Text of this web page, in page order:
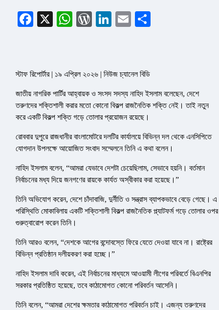
Facebook
X WhatsApp
WordPress
LinkedIn
Email
স্টাফ রিপোর্টার | ১৯ এপ্রিল ২০২৬ | নিউজ চ্যানেল বিডি
জাতীয় নাগরিক পার্টির আহ্বায়ক ও সংসদ সদস্য নাহিদ ইসলাম বলেছেন, দেশে
তরুণদের শক্তিশালী করার মতো কোনো বিকল্প রাজনৈতিক শক্তি নেই। তাই নতুন
করে একটি বিকল্প শক্তি গড়ে তোলার প্রয়োজন রয়েছে।
রোববার দুপুরে রাজধানীর বাংলামোটরে দলটির কার্যালয়ে বিভিন্ন দল থেকে এনসিপিতে
যোগদান উপলক্ষে আয়োজিত সংবাদ সম্মেলনে তিনি এ কথা বলেন।
নাহিদ ইসলাম বলেন, “আমরা যেভাবে দেশটা চেয়েছিলাম, সেভাবে হয়নি। বর্তমান
নির্বাচনের মধ্য দিয়ে জনগণের রায়কে কার্যত অস্বীকার করা হয়েছে।”
তিনি অভিযোগ করেন, দেশে চাঁদাবাজি, দুর্নীতি ও সন্ত্রাস ব্যাপকভাবে বেড়ে গেছে। এ
পরিস্থিতি মোকাবিলায় একটি শক্তিশালী বিকল্প রাজনৈতিক প্ল্যাটফর্ম গড়ে তোলার ওপর
গুরুত্বারোপ করেন তিনি।
তিনি আরও বলেন, “দেশকে আগের বন্দোবস্তে ফিরে যেতে দেওয়া যাবে না। রাষ্ট্রের
বিভিন্ন প্রতিষ্ঠান দলীয়করণ করা হচ্ছে।”
নাহিদ ইসলাম দাবি করেন, এই নির্বাচনের মাধ্যমে আওয়ামী লীগের পরিবর্তে বিএনপির
সরকার প্রতিষ্ঠিত হয়েছে, তবে কাঠামোগত কোনো পরিবর্তন আসেনি।
তিনি বলেন, “আমরা দেশের ক্ষমতার কাঠামোগত পরিবর্তন চাই। এজন্য তরুণদের